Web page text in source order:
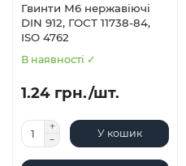
Гвинти М6 нержавіючі
DIN 912, ГОСТ 11738-84,
ISO 4762
В наявності ✓
1.24 грн./шт.
У кошик